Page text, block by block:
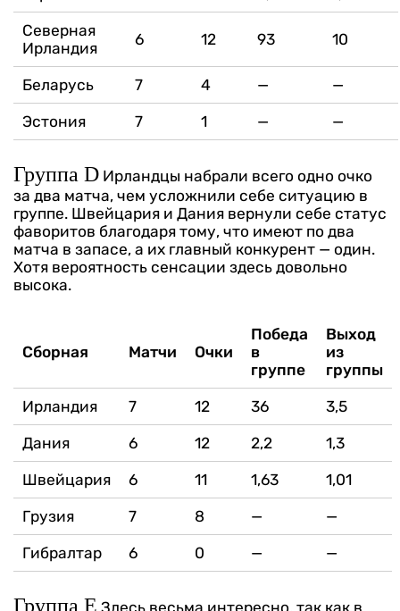
Северная
Ирландия
6 12 93 10
Беларусь 7 4 — —
Эстония 7 1 — —
Группа D Ирландцы набрали всего одно очко
за два матча, чем усложнили себе ситуацию в
группе. Швейцария и Дания вернули себе статус
фаворитов благодаря тому, что имеют по два
матча в запасе, а их главный конкурент — один.
Хотя вероятность сенсации здесь довольно
высока.
Сборная Матчи Очки
Победа
в
группе
Выход
из
группы
Ирландия 7 12 36 3,5
Дания 6 12 2,2 1,3
Швейцария 6 11 1,63 1,01
Грузия 7 8 — —
Гибралтар 6 0 — —
Группа Е